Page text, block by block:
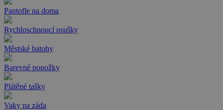
Pantofle na doma
Rychloschnoucí osušky
Městské batohy
Barevné ponožky
Plátěné tašky
Vaky na záda